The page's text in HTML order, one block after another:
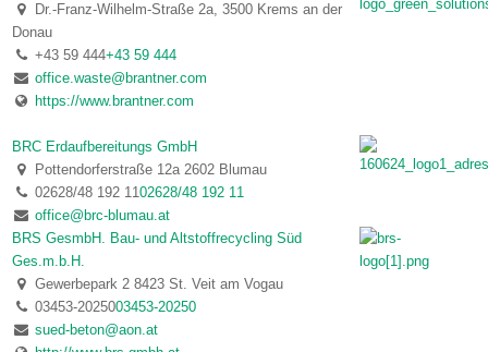
Dr.-Franz-Wilhelm-Straße 2a, 3500 Krems an der
Donau
+43 59 444+43 59 444
office.waste@brantner.com
https://www.brantner.com
BRC Erdaufbereitungs GmbH
Pottendorferstraße 12a 2602 Blumau
02628/48 192 1102628/48 192 11
office@brc-blumau.at
BRS GesmbH. Bau- und Altstoffrecycling Süd
Ges.m.b.H.
Gewerbepark 2 8423 St. Veit am Vogau
03453-2025003453-20250
sued-beton@aon.at